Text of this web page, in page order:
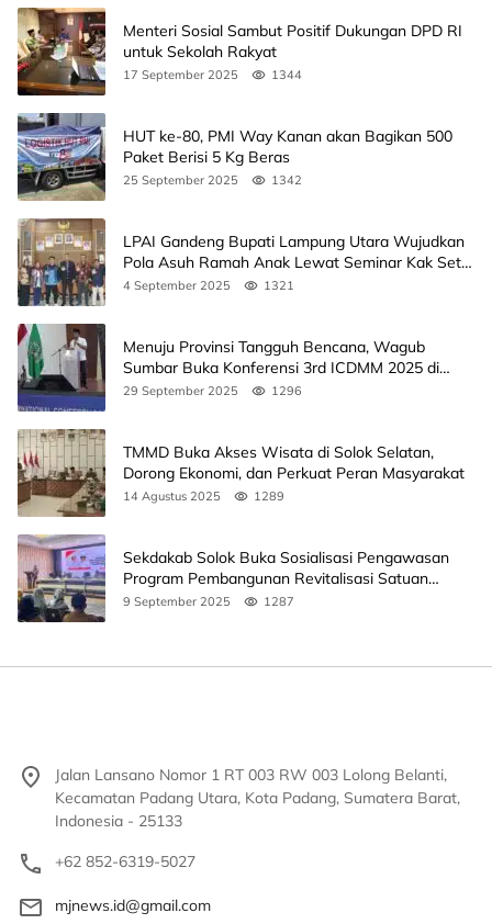
Menteri Sosial Sambut Positif Dukungan DPD RI
untuk Sekolah Rakyat
17 September 2025 1344
HUT ke-80, PMI Way Kanan akan Bagikan 500
Paket Berisi 5 Kg Beras
25 September 2025 1342
LPAI Gandeng Bupati Lampung Utara Wujudkan
Pola Asuh Ramah Anak Lewat Seminar Kak Seto,
Ini Jadwalnya
4 September 2025 1321
Menuju Provinsi Tangguh Bencana, Wagub
Sumbar Buka Konferensi 3rd ICDMM 2025 di
Unand
29 September 2025 1296
TMMD Buka Akses Wisata di Solok Selatan,
Dorong Ekonomi, dan Perkuat Peran Masyarakat
14 Agustus 2025 1289
Sekdakab Solok Buka Sosialisasi Pengawasan
Program Pembangunan Revitalisasi Satuan
Pendidikan
9 September 2025 1287
Jalan Lansano Nomor 1 RT 003 RW 003 Lolong Belanti,
Kecamatan Padang Utara, Kota Padang, Sumatera Barat,
Indonesia - 25133
+62 852-6319-5027
mjnews.id@gmail.com